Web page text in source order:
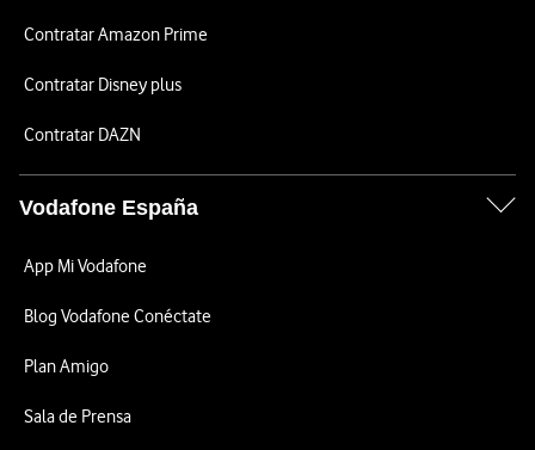
Contratar Amazon Prime
Contratar Disney plus
Contratar DAZN
Vodafone España
App Mi Vodafone
Blog Vodafone Conéctate
Plan Amigo
Sala de Prensa